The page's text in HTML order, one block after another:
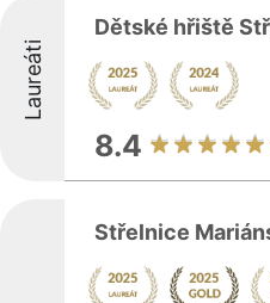
Laureáti
Dětské hřiště
8.4
Střelnice